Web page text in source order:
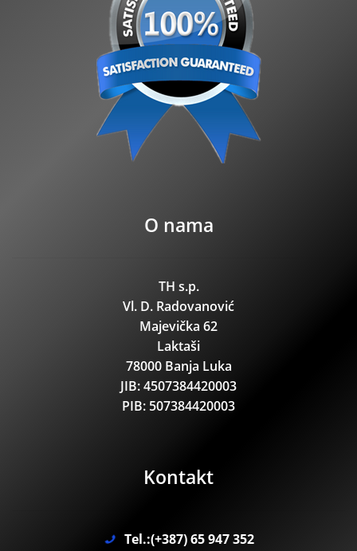
O nama
TH s.p.
Vl. D. Radovanović
Majevička 62
Laktaši
78000 Banja Luka
JIB: 4507384420003
PIB: 507384420003
Kontakt
Tel.:(+387) 65 947 352